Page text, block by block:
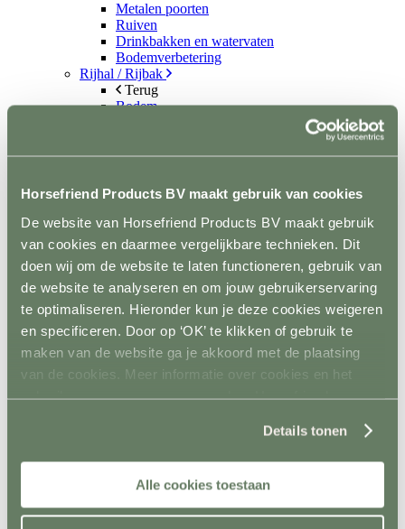
Horsefriend Products BV maakt gebruik van cookies
De website van Horsefriend Products BV maakt gebruik
van cookies en daarmee vergelijkbare technieken. Dit
doen wij om de website te laten functioneren, gebruik van
de website te analyseren en om jouw gebruikerservaring
te optimaliseren. Hieronder kun je deze cookies weigeren
en specificeren. Door op ‘OK’ te klikken of gebruik te
maken van de website ga je akkoord met de plaatsing
van de cookies. Meer informatie over cookies en het
gebruik van persoonsgegevens door Horsefriend
Details tonen
Alle cookies toestaan
Metalen poorten
Ruiven
Drinkbakken en watervaten
Bodemverbetering
Rijhal / Rijbak
Terug
Bodem
Verlichting
Bodembewerking
Opstijghulp
Ventilatoren
Terug
Mobiele ventilatoren
Inbouw ventilatoren
Conditie en gezondheid
Solaria
Stapmolens
Trainingsbanden
Verzorgingsproducten
Dampmasker
Hooistomers
Stop kicking systeem
Terug